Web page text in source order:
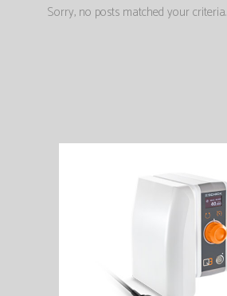
Sorry, no posts matched your criteria.
Q3 Basic